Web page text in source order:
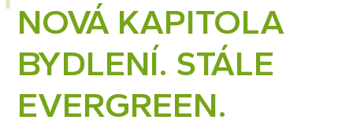
NOVÁ KAPITOLA
BYDLENÍ. STÁLE
EVERGREEN.